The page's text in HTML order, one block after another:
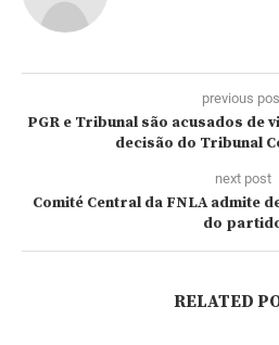
previous
PGR e Tribunal são acusados de
decisão do Tribunal
next post
Comité Central da FNLA admite
do
RELATED